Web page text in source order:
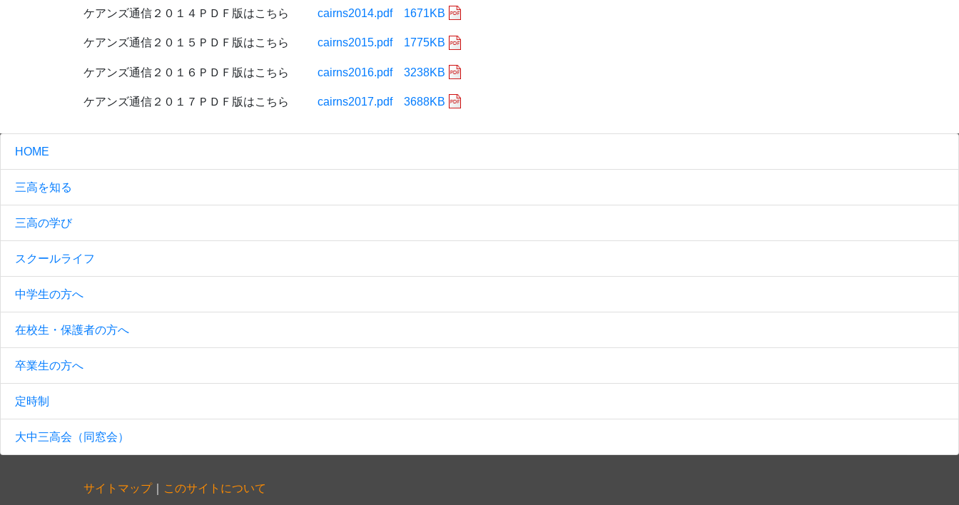
ケアンズ通信２０１４ＰＤＦ版はこちら cairns2014.pdf 1671KB
ケアンズ通信２０１５ＰＤＦ版はこちら cairns2015.pdf 1775KB
ケアンズ通信２０１６ＰＤＦ版はこちら cairns2016.pdf 3238KB
ケアンズ通信２０１７ＰＤＦ版はこちら cairns2017.pdf 3688KB
HOME
三高を知る
三高の学び
スクールライフ
中学生の方へ
在校生・保護者の方へ
卒業生の方へ
定時制
大中三高会（同窓会）
サイトマップ｜ このサイトについて